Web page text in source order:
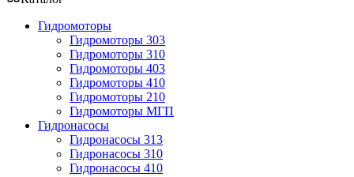
Гидромоторы
Гидромоторы 303
Гидромоторы 310
Гидромоторы 403
Гидромоторы 410
Гидромоторы 210
Гидромоторы МГП
Гидронасосы
Гидронасосы 313
Гидронасосы 310
Гидронасосы 410